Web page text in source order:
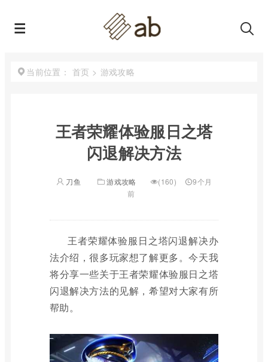
当前位置： 首页 > 游戏攻略
王者荣耀体验服日之塔
闪退解决方法
刀鱼 游戏攻略 (160)
9个月
前
王者荣耀体验服日之塔闪退解决办
法介绍，很多玩家想了解更多。今天我
将分享一些关于王者荣耀体验服日之塔
闪退解决方法的见解，希望对大家有所
帮助。